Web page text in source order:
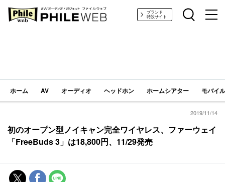
PHILE WEB｜AV/オーディオ/ガジェットブランド
特設サイト
ホーム AV オーディオ ヘッドホン ホームシアター モバイ
2019/11/14
初のオープン型ノイキャン完全ワイヤレス、ファーウェイ
「FreeBuds 3」は18,800円、11/29発売